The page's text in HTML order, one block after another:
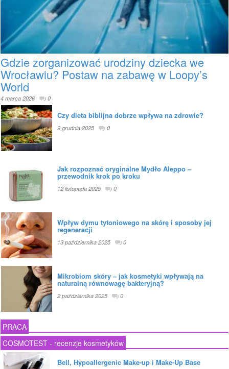
Gdzie zorganizować urodziny dziecka we
Wrocławiu? Postaw na zabawę w Loopy’s
World
4 marca 2026 0
Czy dieta biblijna dobrze wpływa na zdrowie?
9 grudnia 2025 0
Jak rozpoznać oryginalne Mydło Aleppo –
przewodnik krok po kroku
12 listopada 2025 0
Wpływ dymu tytoniowego na skórę i sposoby jej
regeneracji
13 października 2025 0
Mikrobiom skóry – jak kosmetyki wpływają na
naturalną równowagę bakteryjną?
2 października 2025 0
PRACA
COSMOTEST - recenzje kosmetyków
Bell, Hypoallergenic Make-up i Make-Up Base